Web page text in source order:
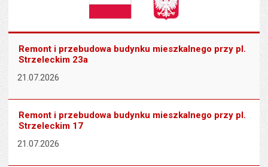
Remont i przebudowa budynku mieszkalnego przy pl.
Strzeleckim 23a
21.07.2026
Remont i przebudowa budynku mieszkalnego przy pl.
Strzeleckim 17
21.07.2026